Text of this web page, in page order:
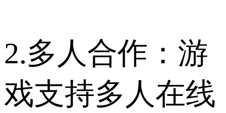
2.多人合作：游
戏支持多人在线